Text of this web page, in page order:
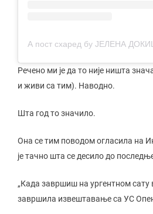
А пост схаред бy ЈЕЛЕНА
Речено ми је да то није ништа
и живи са тим). Наводно.
Шта год то значило.
Она се тим поводом огласила на
је тачно шта се десило до
„Када завршиш на ургентном
завршила извештавање са УС